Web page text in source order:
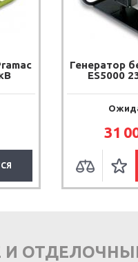
Генератор
ES5000
31
И